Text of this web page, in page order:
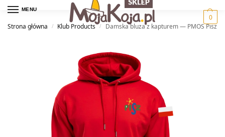
MENU
0
Strona główna
/ Klub Products / Damska bluza z kapturem — PMOS Pisz